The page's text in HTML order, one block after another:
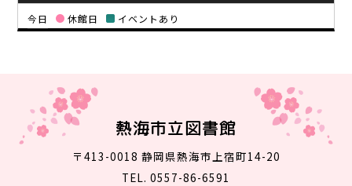
今日 休館日 イベントあり
熱海市立図書館
〒413-0018 静岡県熱海市上宿町14-20
TEL. 0557-86-6591